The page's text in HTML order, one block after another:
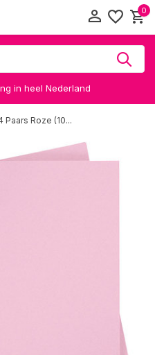
0
in heel Nederland
Paars Roze (10...